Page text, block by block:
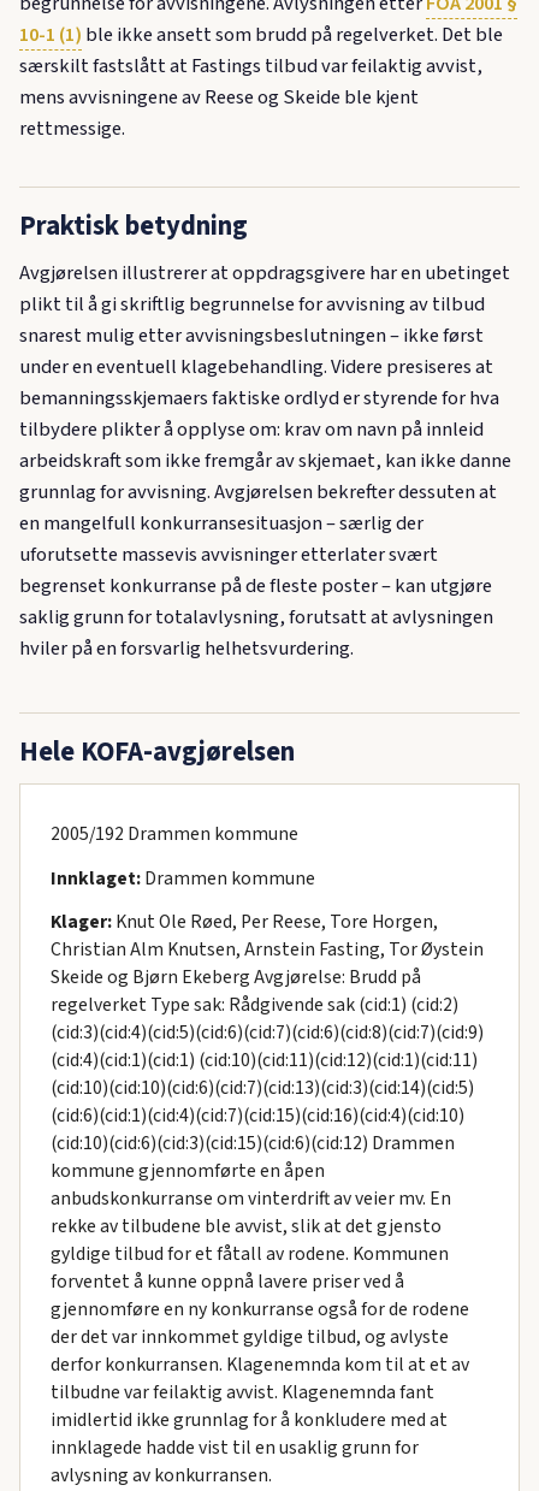
10-1 (1) ble ikke ansett som brudd på regelverket. Det ble
særskilt fastslått at Fastings tilbud var feilaktig avvist,
mens avvisningene av Reese og Skeide ble kjent
rettmessige.
Praktisk betydning
Avgjørelsen illustrerer at oppdragsgivere har en ubetinget
plikt til å gi skriftlig begrunnelse for avvisning av tilbud
snarest mulig etter avvisningsbeslutningen – ikke først
under en eventuell klagebehandling. Videre presiseres at
bemanningsskjemaers faktiske ordlyd er styrende for hva
tilbydere plikter å opplyse om: krav om navn på innleid
arbeidskraft som ikke fremgår av skjemaet, kan ikke danne
grunnlag for avvisning. Avgjørelsen bekrefter dessuten at
en mangelfull konkurransesituasjon – særlig der
uforutsette massevis avvisninger etterlater svært
begrenset konkurranse på de fleste poster – kan utgjøre
saklig grunn for totalavlysning, forutsatt at avlysningen
hviler på en forsvarlig helhetsvurdering.
Hele KOFA-avgjørelsen
2005/192 Drammen kommune
Innklaget:Drammen kommune
Klager:Knut Ole Røed, Per Reese, Tore Horgen,
Christian Alm Knutsen, Arnstein Fasting, Tor Øystein
Skeide og Bjørn Ekeberg Avgjørelse: Brudd på
regelverket Type sak: Rådgivende sak (cid:1) (cid:2)
(cid:3)(cid:4)(cid:5)(cid:6)(cid:7)(cid:6)(cid:8)(cid:7)(cid:9)
(cid:4)(cid:1)(cid:1) (cid:10)(cid:11)(cid:12)(cid:1)(cid:11)
(cid:10)(cid:10)(cid:6)(cid:7)(cid:13)(cid:3)(cid:14)(cid:5)
(cid:6)(cid:1)(cid:4)(cid:7)(cid:15)(cid:16)(cid:4)(cid:10)
(cid:10)(cid:6)(cid:3)(cid:15)(cid:6)(cid:12) Drammen
kommune gjennomførte en åpen
anbudskonkurranse om vinterdrift av veier mv. En
rekke av tilbudene ble avvist, slik at det gjensto
gyldige tilbud for et fåtall av rodene. Kommunen
forventet å kunne oppnå lavere priser ved å
gjennomføre en ny konkurranse også for de rodene
der det var innkommet gyldige tilbud, og avlyste
derfor konkurransen. Klagenemnda kom til at et av
tilbudne var feilaktig avvist. Klagenemnda fant
imidlertid ikke grunnlag for å konkludere med at
innklagede hadde vist til en usaklig grunn for
avlysning av konkurransen.